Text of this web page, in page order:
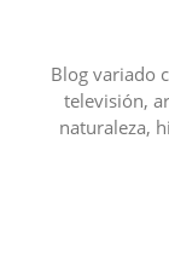
contenidoBlog variado
televisión,
naturaleza,